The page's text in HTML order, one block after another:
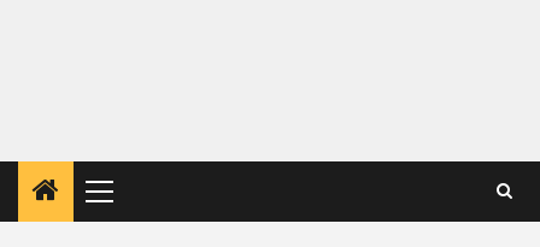
Menú
principal